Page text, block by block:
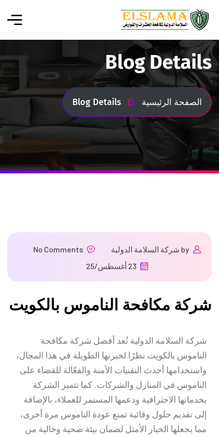
Blog Details
الصفحة الرئيسية Blog Details
by شركة السلامة الدولية
No Comments
23 أغسطس/25
شركة مكافحة الناموس بالكويت
شركة السلامة الدولية تُعد أفضل شركة مكافحة
الناموس بالكويت نظرًا لخبرتها الطويلة في هذا المجال،
واستخدامها أحدث التقنيات الآمنة والفعّالة للقضاء على
الناموس في المنازل والشركات. كما تتميز الشركة
بخدماتها الاحترافية ودعمها المستمر للعملاء، بالإضافة
إلى تقديم حلول وقائية تمنع عودة الناموس مرة أخرى،
مما يجعلها الخيار الأمثل لضمان بيئة صحية وخالية من